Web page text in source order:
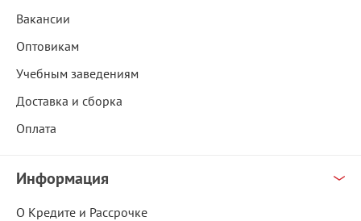
Вакансии
Оптовикам
Учебным заведениям
Доставка и сборка
Оплата
Информация
О Кредите и Рассрочке